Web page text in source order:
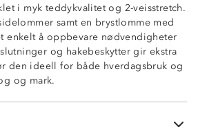
i myk teddykvalitet og 2-veisstretch.
samt en brystlomme med
enkelt å oppbevare nødvendigheter
og hakebeskytter gir ekstra
den ideell for både hverdagsbruk og
og mark.
glidelås
og skuldre